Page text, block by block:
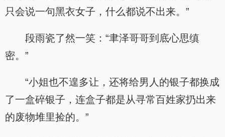
只会说一句黑衣女子，什么都说不出来。”
段雨瓷了然一笑：“聿泽哥哥到底心思缜
密。”
“小姐也不遑多让，还将给男人的银子都换成
了一盒碎银子，连盒子都是从寻常百姓家扔出来
的废物堆里捡的。”